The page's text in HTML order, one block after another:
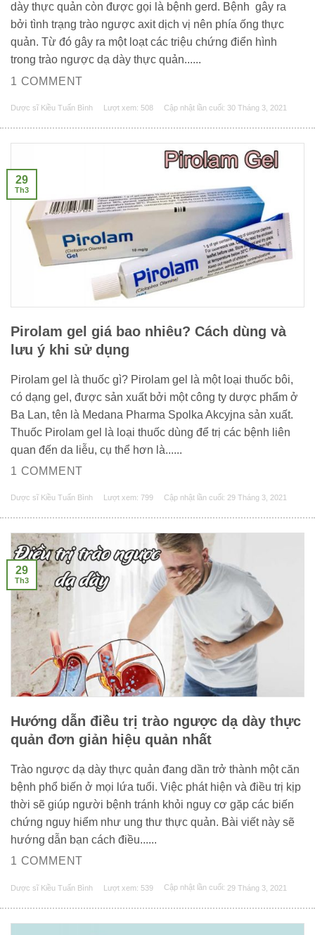
dày thực quản còn được gọi là bệnh gerd. Bệnh gây ra
bởi tình trạng trào ngược axit dịch vị nên phía ống thực
quản. Từ đó gây ra một loạt các triệu chứng điển hình
trong trào ngược dạ dày thực quản......
1 COMMENT
Dược sĩ Kiều Tuấn Bình Lượt xem: 508 Cập nhật lần cuối: 30 Tháng 3, 2021
Pirolam gel giá bao nhiêu? Cách dùng và
lưu ý khi sử dụng
Pirolam gel là thuốc gì? Pirolam gel là một loại thuốc bôi,
có dạng gel, được sản xuất bởi một công ty dược phẩm ở
Ba Lan, tên là Medana Pharma Spolka Akcyjna sản xuất.
Thuốc Pirolam gel là loại thuốc dùng để trị các bệnh liên
quan đến da liễu, cụ thể hơn là......
1 COMMENT
Dược sĩ Kiều Tuấn Bình Lượt xem: 799 Cập nhật lần cuối: 29 Tháng 3, 2021
29
Th3
Hướng dẫn điều trị trào ngược dạ dày thực
quản đơn giản hiệu quản nhất
Trào ngược dạ dày thực quản đang dần trở thành một căn
bệnh phổ biến ở mọi lứa tuổi. Việc phát hiện và điều trị kịp
thời sẽ giúp người bệnh tránh khỏi nguy cơ gặp các biến
chứng nguy hiểm như ung thư thực quản. Bài viết này sẽ
hướng dẫn bạn cách điều......
1 COMMENT
Dược sĩ Kiều Tuấn Bình Lượt xem: 539 Cập nhật lần cuối: 29 Tháng 3, 2021
29
Th3